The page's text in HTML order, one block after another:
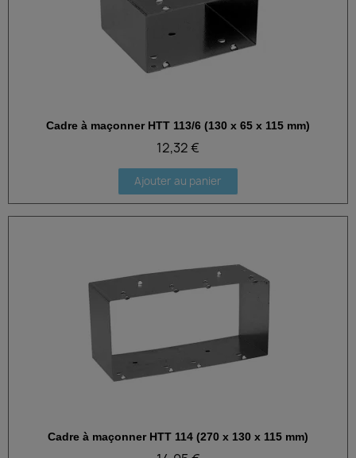
Aperçu rapide
Cadre à maçonner HTT 113/6 (130 x 65 x 115 mm)
12,32 €
Ajouter au panier
Aperçu rapide
Cadre à maçonner HTT 114 (270 x 130 x 115 mm)